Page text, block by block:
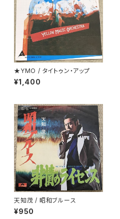
★YMO / タイトゥン・アップ
¥1,400
天知茂 / 昭和ブルース
¥950